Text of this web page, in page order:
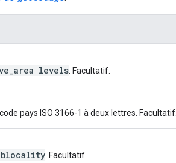
levels . Facultatif.
pays ISO 3166-1 à deux lettres. Facultatif.
. Facultatif.